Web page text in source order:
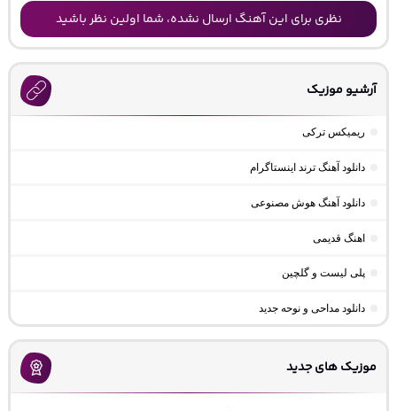
نظری برای این آهنگ ارسال نشده، شما اولین نظر باشید
آرشیو موزیک
ریمیکس ترکی
دانلود آهنگ ترند اینستاگرام
دانلود آهنگ هوش مصنوعی
اهنگ قدیمی
پلی لیست و گلچین
دانلود مداحی و نوحه جدید
موزیک های جدید